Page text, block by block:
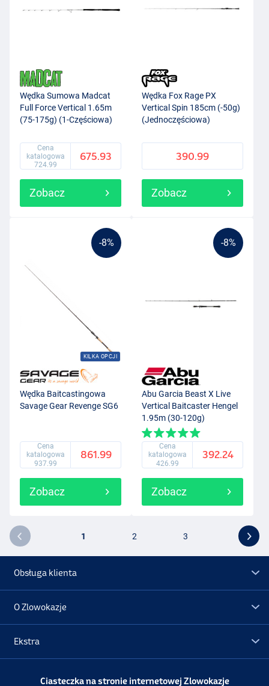
Wędka Sumowa Madcat
Full Force Vertical 1.65m
(75-175g) (1-Częściowa)
Cena
katalogowa
724.99
675.93
Zobacz
Wędka Fox Rage PX
Vertical Spin 185cm (-50g)
(Jednoczęściowa)
390.99
Zobacz
-8%
KILKA OPCJI
Wędka Baitcastingowa
Savage Gear Revenge SG6
Cena
katalogowa
937.99
861.99
Zobacz
-8%
Abu Garcia Beast X Live
Vertical Baitcaster Hengel
1.95m (30-120g)
Cena
katalogowa
426.99
392.24
Zobacz
1 2 3
Obsługa klienta
O Zlowokazje
Ekstra
Promocje
Ciasteczka na stronie internetowej Zlowokazje